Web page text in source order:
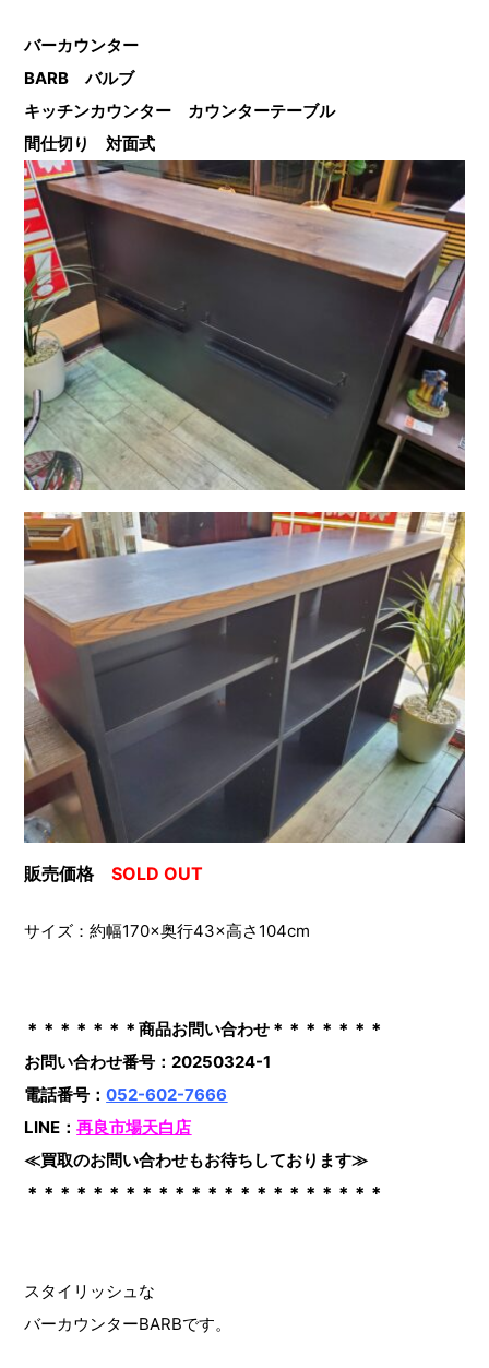
バーカウンター
BARB バルブ
キッチンカウンター カウンターテーブル
間仕切り 対面式
販売価格SOLD OUT
サイズ：約幅170×奥行43×高さ104cm
＊＊＊＊＊＊＊商品お問い合わせ＊＊＊＊＊＊＊
お問い合わせ番号：20250324-1
電話番号：052-602-7666
LINE：再良市場天白店
≪買取のお問い合わせもお待ちしております≫
＊＊＊＊＊＊＊＊＊＊＊＊＊＊＊＊＊＊＊＊＊＊
スタイリッシュな
バーカウンターBARBです。